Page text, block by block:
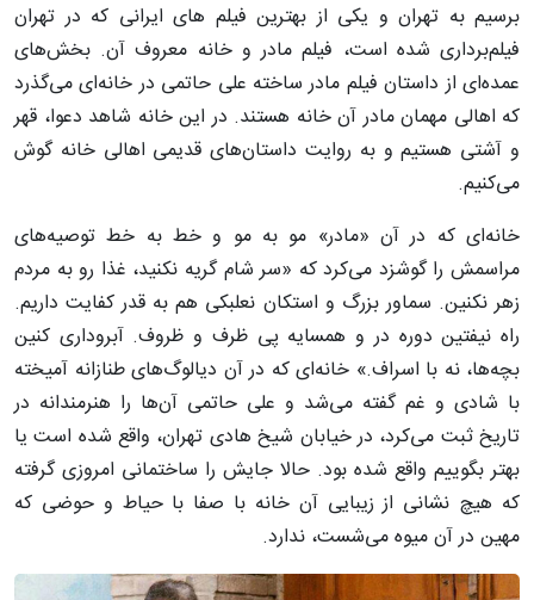
برسیم به تهران و یکی از بهترین فیلم های ایرانی که در تهران
فیلم‌برداری شده است، فیلم مادر و خانه معروف آن. بخش‌های
عمده‌ای از داستان فیلم مادر ساخته علی حاتمی در خانه‌ای می‌گذرد
که اهالی مهمان مادر آن خانه هستند. در این خانه شاهد دعوا، قهر
و آشتی هستیم و به روایت داستان‌های قدیمی اهالی خانه گوش
می‌کنیم.
خانه‌ای که در آن «مادر» مو به مو و خط به خط توصیه‌های
مراسمش را گوشزد می‌کرد که «سر شام گریه نکنید، غذا رو به مردم
زهر نکنین. سماور بزرگ و استکان نعلبکی هم به قدر کفایت داریم.
راه نیفتین دوره در و همسایه پی ظرف و ظروف. آبروداری کنین
بچه‌ها، نه با اسراف.» خانه‌ای که در آن دیالوگ‌های طنازانه آمیخته
با شادی و غم گفته می‌شد و علی حاتمی آن‌ها را هنرمندانه در
تاریخ ثبت می‌کرد، در خیابان شیخ هادی تهران، واقع شده است یا
بهتر بگوییم واقع شده بود. حالا جایش را ساختمانی امروزی گرفته
که هیچ نشانی از زیبایی آن خانه با صفا با حیاط و حوضی که
مهین در آن میوه می‌شست، ندارد.